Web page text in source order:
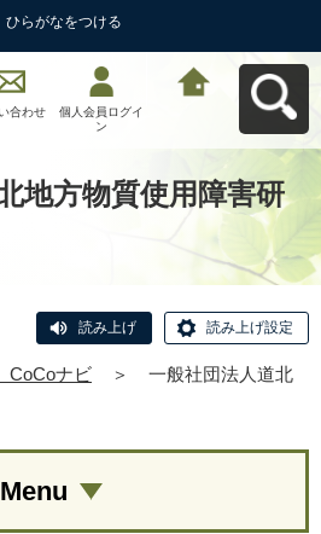
ひらがなをつける
合わせ
個人会員ログイ
ン
地方物質使用障害研
読み上げ 読み上げ設定
CoCoナビ ＞
一般社団法人道北
Menu